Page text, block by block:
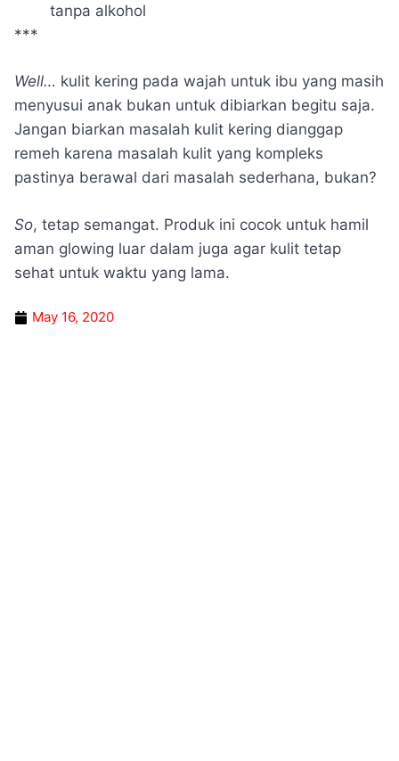
tanpa alkohol
***
Well… kulit kering pada wajah untuk ibu yang masih
menyusui anak bukan untuk dibiarkan begitu saja.
Jangan biarkan masalah kulit kering dianggap
remeh karena masalah kulit yang kompleks
pastinya berawal dari masalah sederhana, bukan?
So, tetap semangat. Produk ini cocok untuk hamil
aman glowing luar dalam juga agar kulit tetap
sehat untuk waktu yang lama.
May 16, 2020